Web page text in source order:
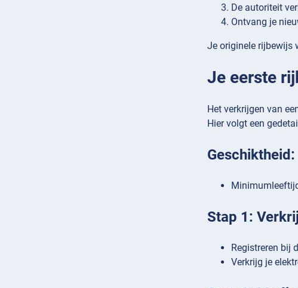
De autoriteit
Ontvang je
Je originele rijbewijs
Je eerste
Het verkrijgen van
Hier volgt een
Geschiktheid:
Stap 1:
Registreren bij
Verkrijg je